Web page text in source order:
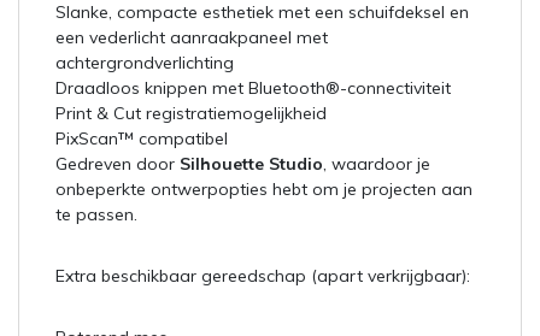
Slanke, compacte esthetiek met een schuifdeksel en
een vederlicht aanraakpaneel met
achtergrondverlichting
Draadloos knippen met Bluetooth®-connectiviteit
Print & Cut registratiemogelijkheid
PixScan™ compatibel
Gedreven door Silhouette Studio, waardoor je
onbeperkte ontwerpopties hebt om je projecten aan
te passen.
Extra beschikbaar gereedschap (apart verkrijgbaar):